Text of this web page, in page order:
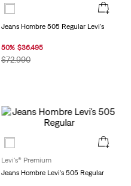
Jeans Hombre 505 Regular Levi's
50% $36.495
$72.990
Levi's® Premium
Jeans Hombre Levi's 505 Regular